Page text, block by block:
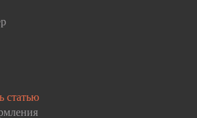
статью